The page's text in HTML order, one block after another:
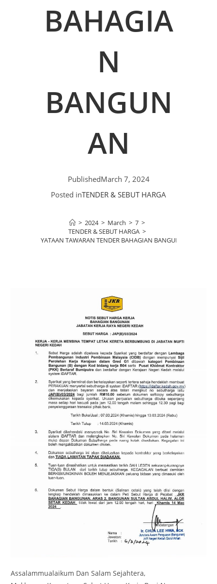
BAHAGIA
N
BANGUN
AN
PublishedMarch 7, 2024
Posted inTENDER & SEBUT HARGA
> 2024 > March > 7 >
TENDER & SEBUT HARGA >
KENYATAAN TAWARAN TENDER BAHAGIAN BANGUNAN
Assalammualaikum Dan Salam Sejahtera,